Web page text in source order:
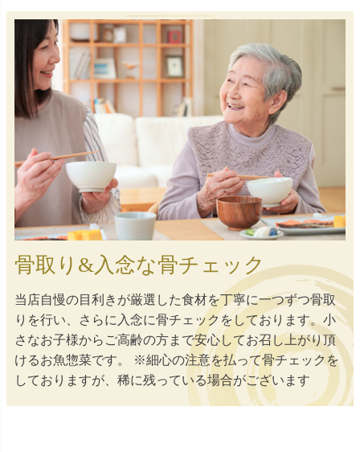
骨取り&入念な骨チェック
当店自慢の目利きが厳選した食材を丁寧に一つずつ骨取
りを行い、さらに入念に骨チェックをしております。小
さなお子様からご高齢の方まで安心してお召し上がり頂
けるお魚惣菜です。 ※細心の注意を払って骨チェックを
しておりますが、稀に残っている場合がございます